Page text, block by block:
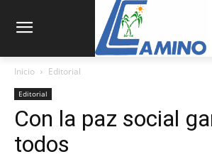
Inicio Editorial
Editorial
Con la paz social
todos